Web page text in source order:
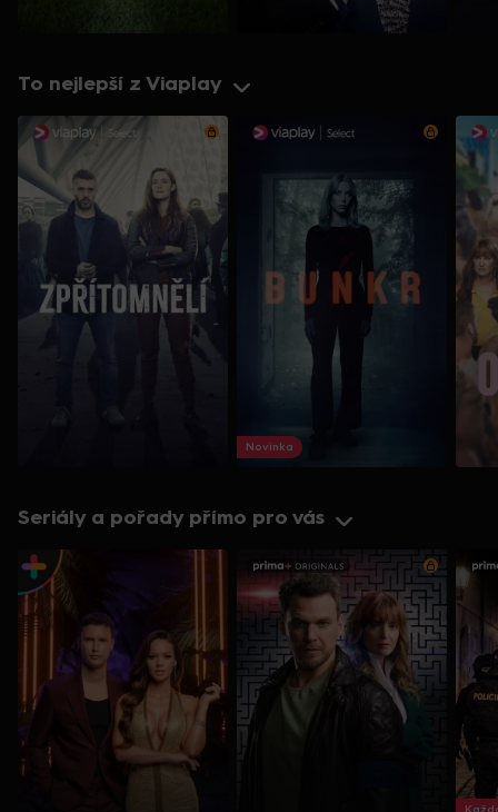
To nejlepší z Viaplay
Novinka
Seriály a pořady přímo pro vás